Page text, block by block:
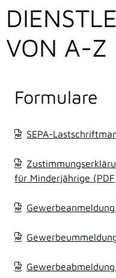
VON A-Z
Formulare
SEPA-
für Minderjährige
Gewerbeanmeldung
Gewerbeabmeldung